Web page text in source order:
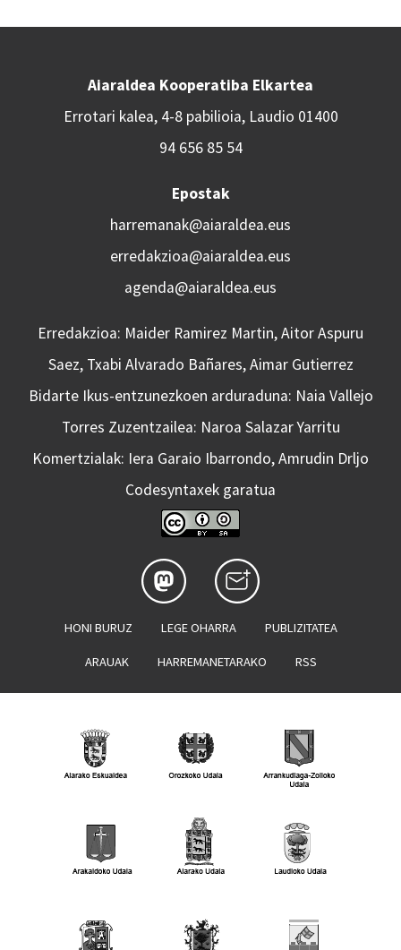
Aiaraldea Kooperatiba Elkartea
Errotari kalea, 4-8 pabilioia, Laudio 01400
94 656 85 54
Epostak
harremanak@aiaraldea.eus
erredakzioa@aiaraldea.eus
agenda@aiaraldea.eus
Erredakzioa: Maider Ramirez Martin, Aitor Aspuru
Saez, Txabi Alvarado Bañares, Aimar Gutierrez
Bidarte Ikus-entzunezkoen arduraduna: Naia Vallejo
Torres Zuzentzailea: Naroa Salazar Yarritu
Komertzialak: Iera Garaio Ibarrondo, Amrudin Drljo
Codesyntaxek garatua
HONI BURUZ LEGE OHARRA PUBLIZITATEA
ARAUAK HARREMANETARAKO RSS